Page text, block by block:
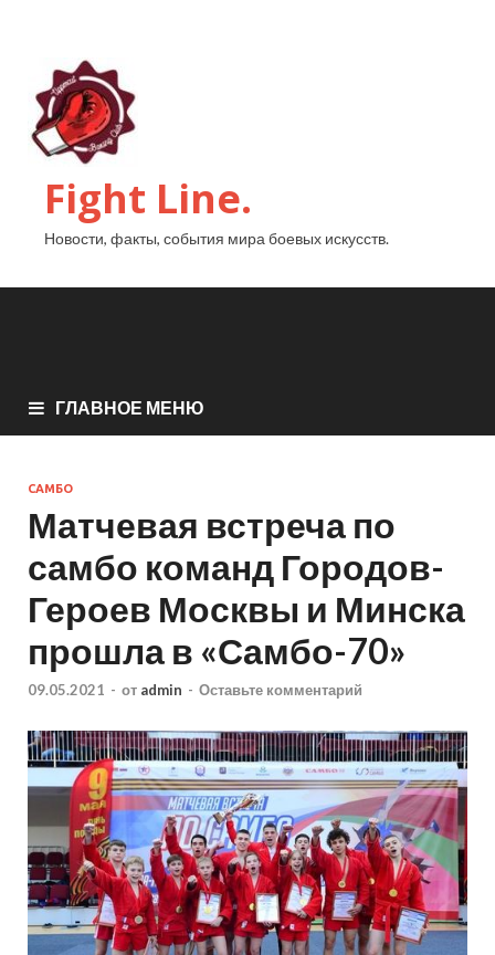
Fight Line.
Новости, факты, события мира боевых искусств.
ГЛАВНОЕ МЕНЮ
САМБО
Матчевая встреча по
самбо команд Городов-
Героев Москвы и Минска
прошла в «Самбо-70»
09.05.2021 - от admin - Оставьте комментарий